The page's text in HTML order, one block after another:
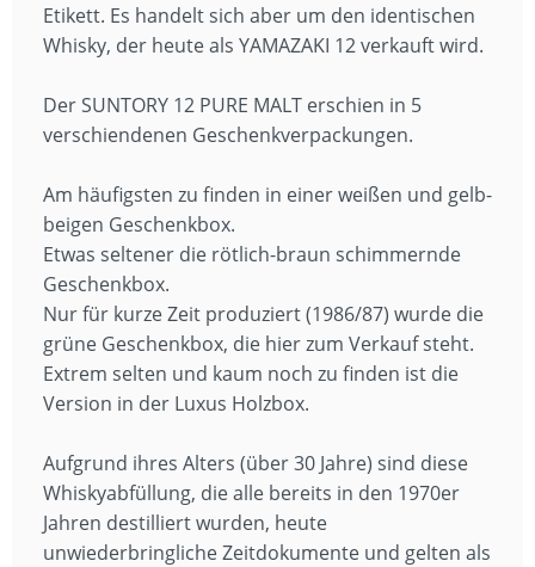
Etikett. Es handelt sich aber um den identischen
Whisky, der heute als YAMAZAKI 12 verkauft wird.
Der SUNTORY 12 PURE MALT erschien in 5
verschiendenen Geschenkverpackungen.
Am häufigsten zu finden in einer weißen und gelb-
beigen Geschenkbox.
Etwas seltener die rötlich-braun schimmernde
Geschenkbox.
Nur für kurze Zeit produziert (1986/87) wurde die
grüne Geschenkbox, die hier zum Verkauf steht.
Extrem selten und kaum noch zu finden ist die
Version in der Luxus Holzbox.
Aufgrund ihres Alters (über 30 Jahre) sind diese
Whiskyabfüllung, die alle bereits in den 1970er
Jahren destilliert wurden, heute
unwiederbringliche Zeitdokumente und gelten als